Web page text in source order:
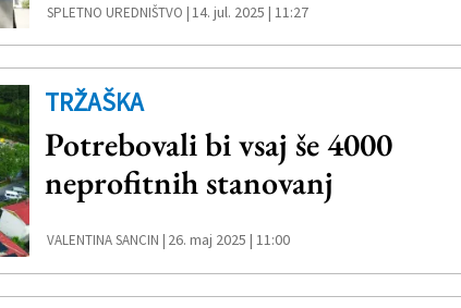
SPLETNO UREDNIŠTVO | 14. jul. 2025 | 11:27
TRŽAŠKA
Potrebovali bi vsaj še 4000
neprofitnih stanovanj
VALENTINA SANCIN | 26. maj 2025 | 11:00